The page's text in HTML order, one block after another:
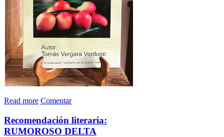
Read more Comentar
Recomendación literaria:
RUMOROSO DELTA